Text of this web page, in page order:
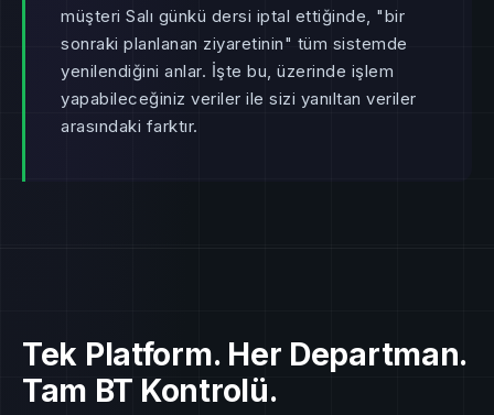
müşteri Salı günkü dersi iptal ettiğinde, "bir
sonraki planlanan ziyaretinin" tüm sistemde
yenilendiğini anlar. İşte bu, üzerinde işlem
yapabileceğiniz veriler ile sizi yanıltan veriler
arasındaki farktır.
Tek Platform. Her Departman.
Tam BT Kontrolü.